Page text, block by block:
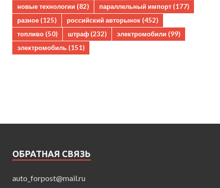
новые технологии (82) параллельный импорт (177)
разное (125) российский авторынок (452)
топливо (50) штраф (232) электромобили (99)
электромобиль (151)
ОБРАТНАЯ СВЯЗЬ
auto_forpost@mail.ru